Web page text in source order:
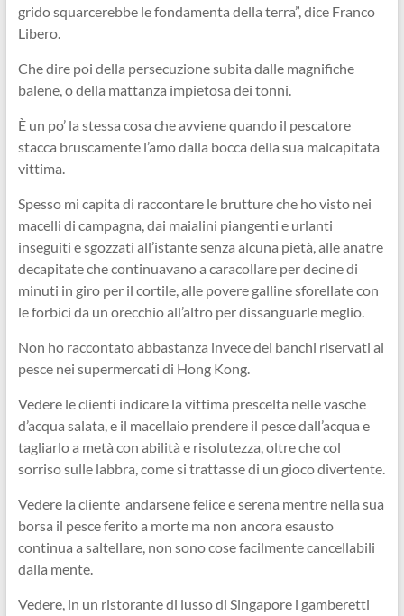
grido squarcerebbe le fondamenta della terra”, dice Franco
Libero.
Che dire poi della persecuzione subita dalle magnifiche
balene, o della mattanza impietosa dei tonni.
È un po’ la stessa cosa che avviene quando il pescatore
stacca bruscamente l’amo dalla bocca della sua malcapitata
vittima.
Spesso mi capita di raccontare le brutture che ho visto nei
macelli di campagna, dai maialini piangenti e urlanti
inseguiti e sgozzati all’istante senza alcuna pietà, alle anatre
decapitate che continuavano a caracollare per decine di
minuti in giro per il cortile, alle povere galline sforellate con
le forbici da un orecchio all’altro per dissanguarle meglio.
Non ho raccontato abbastanza invece dei banchi riservati al
pesce nei supermercati di Hong Kong.
Vedere le clienti indicare la vittima prescelta nelle vasche
d’acqua salata, e il macellaio prendere il pesce dall’acqua e
tagliarlo a metà con abilità e risolutezza, oltre che col
sorriso sulle labbra, come si trattasse di un gioco divertente.
Vedere la cliente andarsene felice e serena mentre nella sua
borsa il pesce ferito a morte ma non ancora esausto
continua a saltellare, non sono cose facilmente cancellabili
dalla mente.
Vedere, in un ristorante di lusso di Singapore i gamberetti